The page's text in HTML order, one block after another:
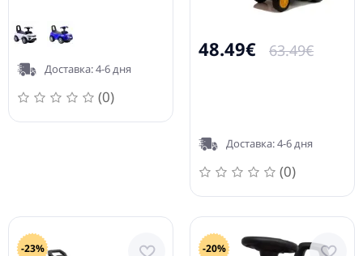
Доставка: 4-6 дня
(0)
48.49€ 63.49€
Доставка: 4-6 дня
(0)
-23% -20%